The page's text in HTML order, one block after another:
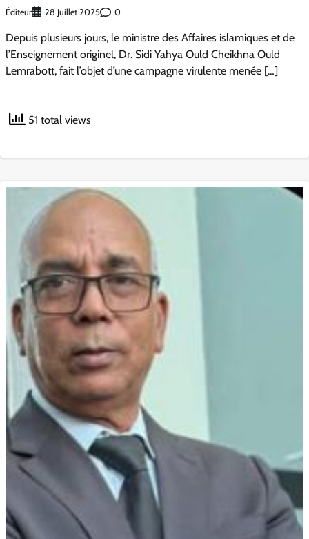
Éditeur 28 Juillet 2025 0
Depuis plusieurs jours, le ministre des Affaires islamiques et de
l’Enseignement originel, Dr. Sidi Yahya Ould Cheikhna Ould
Lemrabott, fait l’objet d’une campagne virulente menée […]
51 total views